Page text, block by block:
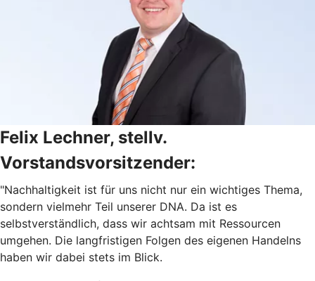
Felix Lechner, stellv.
Vorstandsvorsitzender:
"Nachhaltigkeit ist für uns nicht nur ein wichtiges Thema,
sondern vielmehr Teil unserer DNA. Da ist es
selbstverständlich, dass wir achtsam mit Ressourcen
umgehen. Die langfristigen Folgen des eigenen Handelns
haben wir dabei stets im Blick.